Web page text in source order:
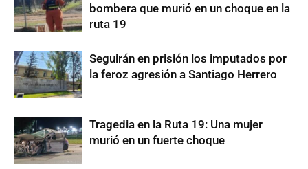
bombera que murió en un choque en la
ruta 19
Seguirán en prisión los imputados por
la feroz agresión a Santiago Herrero
Tragedia en la Ruta 19: Una mujer
murió en un fuerte choque